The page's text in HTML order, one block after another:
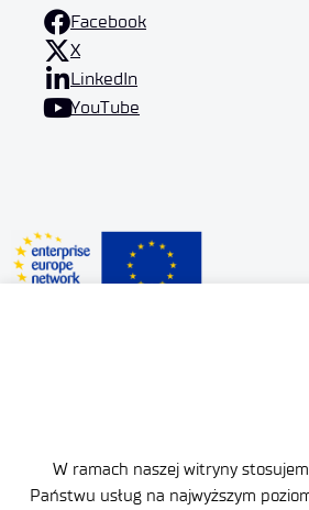
W ramach naszej witryny
Państwu usług na najwyższym
Facebook
X
LinkedIn
YouTube